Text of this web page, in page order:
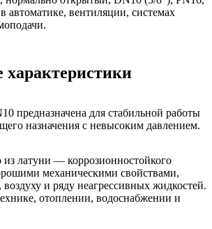
автоматике, вентиляции, системах
характеристики
предназначена для стабильной работы
назначения с невысоким давлением.
латуни — коррозионностойкого
механическими свойствами,
воздуху и ряду неагрессивных жидкостей.
отоплении, водоснабжении и